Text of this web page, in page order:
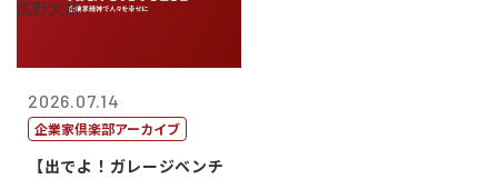
2026.07.14
企業家倶楽部アーカイブ
【出でよ！ガレージベンチ